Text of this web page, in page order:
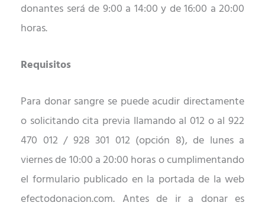
donantes será de 9:00 a 14:00 y de 16:00 a 20:00
horas.
Requisitos
Para donar sangre se puede acudir directamente
o solicitando cita previa llamando al 012 o al 922
470 012 / 928 301 012 (opción 8), de lunes a
viernes de 10:00 a 20:00 horas o cumplimentando
el formulario publicado en la portada de la web
efectodonacion.com. Antes de ir a donar es